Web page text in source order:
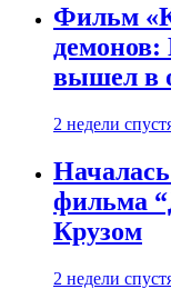
Фильм
демонов:
вышел в
2 недели
фильма
Крузом
2 недели